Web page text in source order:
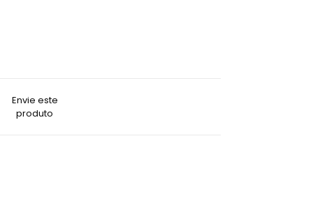
Envie este
produto